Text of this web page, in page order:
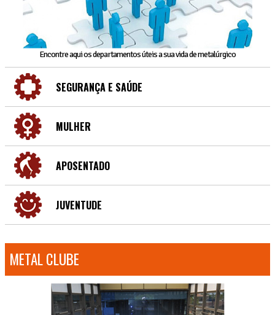
Encontre aqui os departamentos úteis a sua vida de metalúrgico
SEGURANÇA E SAÚDE
MULHER
APOSENTADO
JUVENTUDE
METAL CLUBE